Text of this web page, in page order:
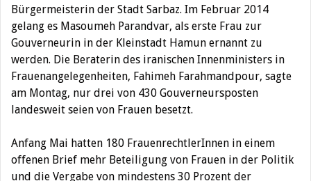
Bürgermeisterin der Stadt Sarbaz. Im Februar 2014
gelang es Masoumeh Parandvar, als erste Frau zur
Gouverneurin in der Kleinstadt Hamun ernannt zu
werden. Die Beraterin des iranischen Innenministers in
Frauenangelegenheiten, Fahimeh Farahmandpour, sagte
am Montag, nur drei von 430 Gouverneursposten
landesweit seien von Frauen besetzt.
Anfang Mai hatten 180 FrauenrechtlerInnen in einem
offenen Brief mehr Beteiligung von Frauen in der Politik
und die Vergabe von mindestens 30 Prozent der